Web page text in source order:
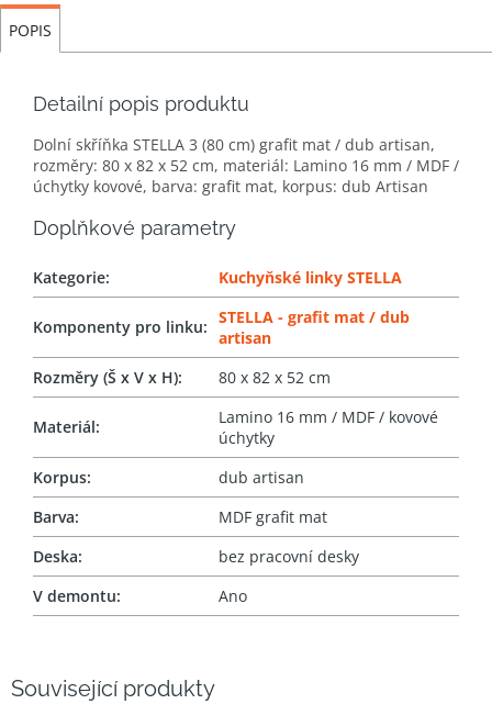
Související produkty
POPIS
Detailní popis produktu
Dolní skříňka STELLA 3 (80 cm) grafit mat / dub artisan,
rozměry: 80 x 82 x 52 cm, materiál: Lamino 16 mm / MDF /
úchytky kovové, barva: grafit mat, korpus: dub Artisan
Doplňkové parametry
Kategorie: Kuchyňské linky STELLA
Komponenty pro linku: STELLA - grafit mat / dub
artisan
Rozměry (Š x V x H): 80 x 82 x 52 cm
Materiál:
Lamino 16 mm / MDF / kovové
úchytky
Korpus:
dub artisan
Barva:
MDF grafit mat
Deska:
bez pracovní desky
V demontu: Ano